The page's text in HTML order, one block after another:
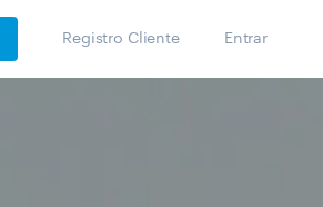
Registro Cliente Entrar